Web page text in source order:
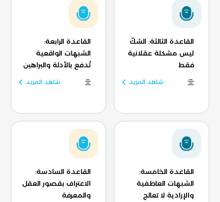
القاعدة الثالثة: الشكّ
ليس مشكلة عقلانية
فقط
شاهد المزيد
القاعدة الرابعة:
الشبهات الواقعية
تُدفع بالأدلة والبراهين
شاهد المزيد
القاعدة الخامسة:
الشبهات العاطفية
والإرادية لا تعالج
القاعدة السادسة:
الاعتراف بقصور العقل
والمعرفة